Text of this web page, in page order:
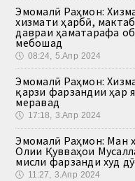
Эмомалӣ Раҳмон:
хизмати ҳарбӣ,
давраи ҳаматарафа
мебошад
🕔 08:24, 5.Апр 2024
Эмомалӣ Раҳмон:
қарзи фарзандии ҳар
меравад
🕔 17:18, 3.Апр 2024
Эмомалӣ Раҳмон: Ман
Олии Қувваҳои
мисли фарзанди худ
🕔 11:27, 3.Апр 2024